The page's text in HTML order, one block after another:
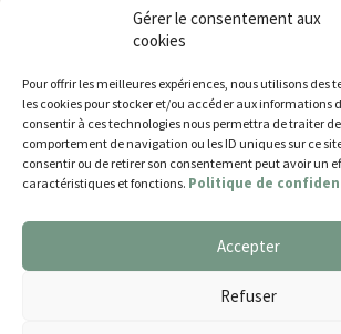
Gérer le consentement aux
cookies
Pour offrir les meilleures expériences, nous utilisons des
les cookies pour stocker et/ou accéder aux informations
consentir à ces technologies nous permettra de traiter
comportement de navigation ou les ID uniques sur ce
consentir ou de retirer son consentement peut avoir un
caractéristiques et fonctions. Politique de
Accepter
Refuser
Service technique
rue de Montry–77700 Chessy
Tél. 01 60 43 52 63
Horaires d’ouverture
Lundi, mardi et jeudi
De 9h à 11h45 et de 14h30 à 17h30
Nous utilisons des cookies pour vous offrir la
You can find out more about which cookies